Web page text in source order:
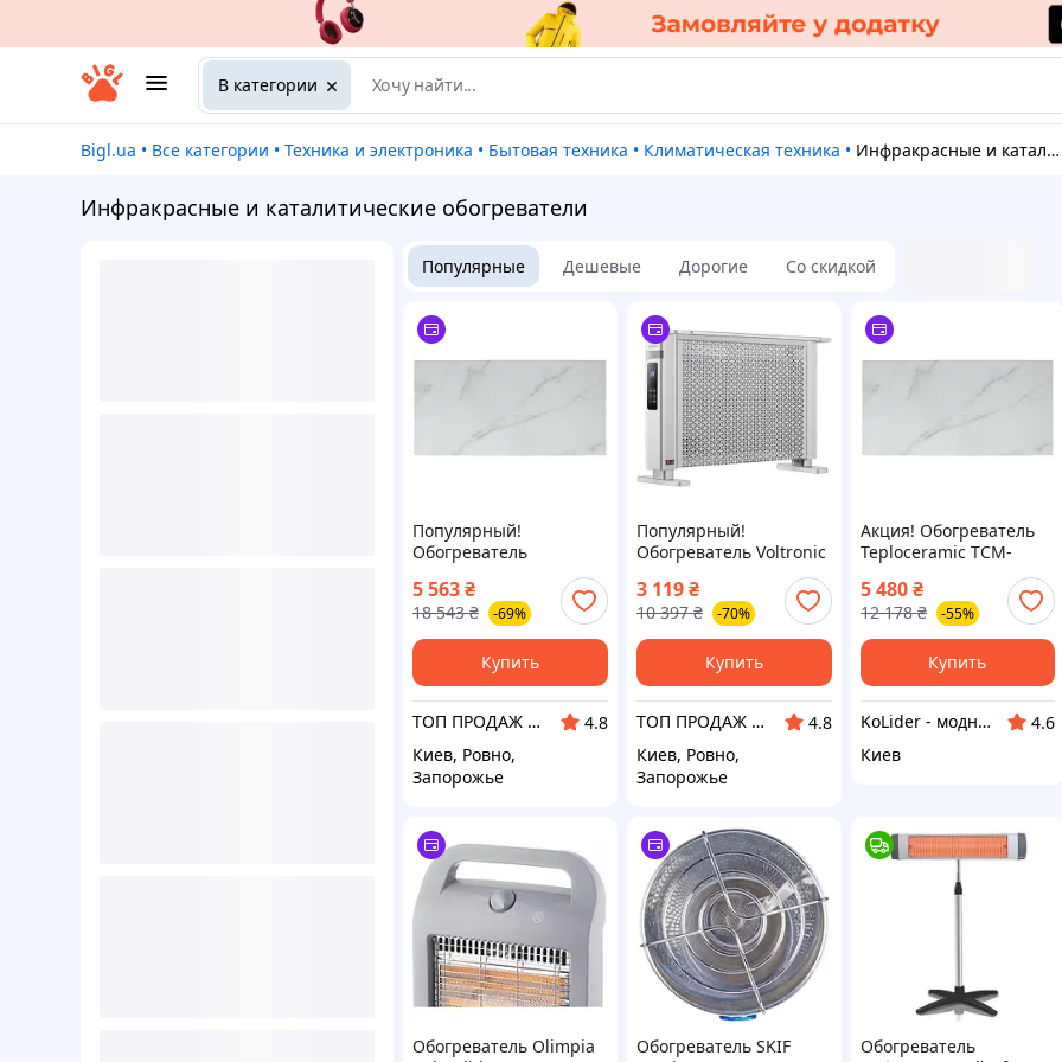
В категории
Bigl.ua • Все категории • Техника и электроника • Бытовая техника • Климатическая техника • Инфракрасные и каталитические обогреватели
Инфракрасные и каталитические обогреватели
Популярные Дешевые Дорогие Со скидкой
Популярный!
Обогреватель
RA1000-800179 -
Лучшее качество
только на
Nukleon.com.ua
5 563₴
18 543 ₴ -69%
Купить
ТОП ПРОДАЖ | Интернет-супермаркет «NUKLEON»
4.8
Киев, Ровно,
Запорожье
Популярный!
Обогреватель Voltronic
RJ-CDN-253 - Лучшее
качество только на
Nukleon.com.ua
3 119₴
10 397 ₴ -70%
Купить
ТОП ПРОДАЖ | Интернет-супермаркет «NUKLEON»
4.8
Киев, Ровно,
Запорожье
Акция! Обогреватель
Teploceramic TCM-
лучшей цене!
5 480 ₴
12 178 ₴ -55%
Купить
KoLider - модный магазин
4.6
Киев
Обогреватель Olimpia
Обогреватель SKIF
Обогреватель